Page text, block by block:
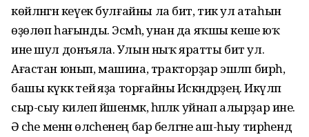
көйләнгән кеүек булғайны ла бит, тик ул атаһын
өҙөлөп һағынды. Эсмәһә, унан да яҡшы кеше юҡ
ине шул донъяла. Улын ныҡ яратты бит ул.
Ағастан юнып, машина, тракторҙар эшләп бирһә,
башы күккә тейә яҙа торғайны Искәндәрҙең. Икәүләп
сыр-сыу килеп йәшенмәк, һәпәләк уйнап алырҙар ине.
Ә әсәһе менән өләсәһенең бар белгәне аш-һыу тирәһендә